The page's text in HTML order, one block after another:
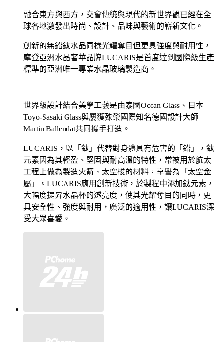
融合東方與西方，交會傳統與現代的新世界觀已經在全
球各地激發出時尚、設計、品味與藝術的嶄新文化。
創新的無鉛鈦水晶同樣光耀奪目但更具強度與耐用性，
摩登亞洲水晶奢華品牌LUCARIS是首度達到國際級生產
標準的亞洲唯一專業水晶玻璃製造商。
世界級設計結合美學工藝是由泰國Ocean Glass、日本
Toyo-Sasaki Glass與屢獲殊榮國際知名德國設計大師
Martin Ballendat共同攜手打造。
LUCARIS，以「鈦」代替對身體具有危害的「鉛」，鈦
元素因為其輕盈、堅固與耐高溫的特性，常被用於航太
工程上做為製造火箭、太空梭的材料，享譽為「太空金
屬」。LUCARIS應用創新技術，於製程中添加鈦元素，
大幅度提昇水晶杯的透亮度，使其光耀奪目的同時，更
具安全性、強度與耐用，廣泛的適用性，讓LUCARIS深
受大眾喜愛。